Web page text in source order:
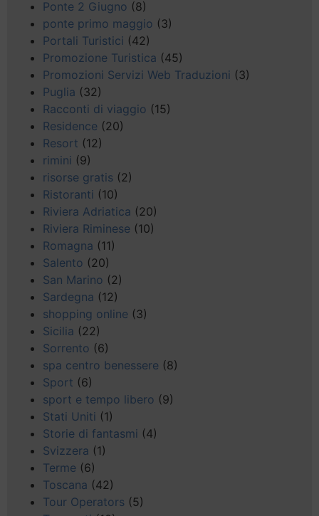
Ponte 2 Giugno (8)
ponte primo maggio (3)
Portali Turistici (42)
Promozione Turistica (45)
Promozioni Servizi Web Traduzioni (3)
Puglia (32)
Racconti di viaggio (15)
Residence (20)
Resort (12)
rimini (9)
risorse gratis (2)
Ristoranti (10)
Riviera Adriatica (20)
Riviera Riminese (10)
Romagna (11)
Salento (20)
San Marino (2)
Sardegna (12)
shopping online (3)
Sicilia (22)
Sorrento (6)
spa centro benessere (8)
Sport (6)
sport e tempo libero (9)
Stati Uniti (1)
Storie di fantasmi (4)
Svizzera (1)
Terme (6)
Toscana (42)
Tour Operators (5)